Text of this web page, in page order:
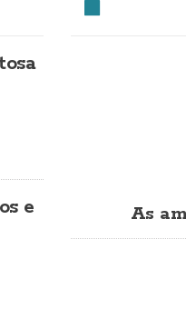
e
As